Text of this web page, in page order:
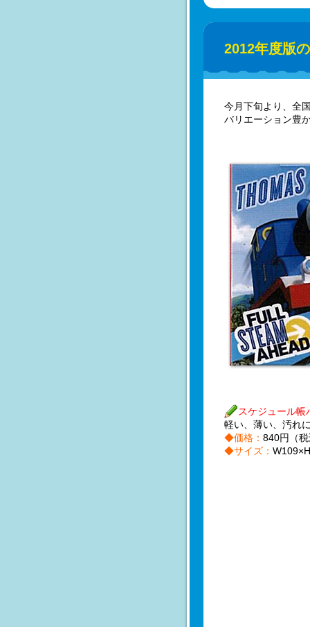
2012年度版
今月下旬より、全
バリエーション豊
スケジュール帳
軽い、薄い、汚れ
◆価格： 840円（
◆サイズ：